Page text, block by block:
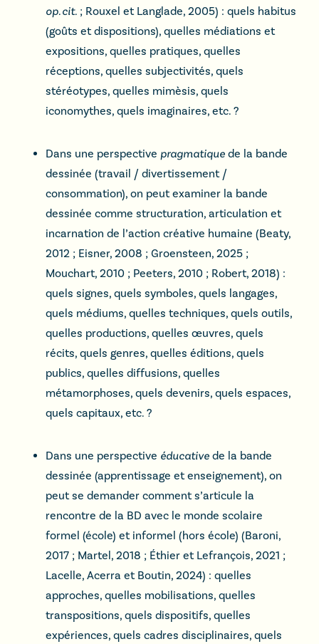
op. cit. ; Rouxel et Langlade, 2005) : quels habitus
(goûts et dispositions), quelles médiations et
expositions, quelles pratiques, quelles
réceptions, quelles subjectivités, quels
stéréotypes, quelles mimèsis, quels
iconomythes, quels imaginaires, etc. ?
Dans une perspective pragmatique de la bande
dessinée (travail / divertissement /
consommation), on peut examiner la bande
dessinée comme structuration, articulation et
incarnation de l’action créative humaine (Beaty,
2012 ; Eisner, 2008 ; Groensteen, 2025 ;
Mouchart, 2010 ; Peeters, 2010 ; Robert, 2018) :
quels signes, quels symboles, quels langages,
quels médiums, quelles techniques, quels outils,
quelles productions, quelles œuvres, quels
récits, quels genres, quelles éditions, quels
publics, quelles diffusions, quelles
métamorphoses, quels devenirs, quels espaces,
quels capitaux, etc. ?
Dans une perspective éducative de la bande
dessinée (apprentissage et enseignement), on
peut se demander comment s’articule la
rencontre de la BD avec le monde scolaire
formel (école) et informel (hors école) (Baroni,
2017 ; Martel, 2018 ; Éthier et Lefrançois, 2021 ;
Lacelle, Acerra et Boutin, 2024) : quelles
approches, quelles mobilisations, quelles
transpositions, quels dispositifs, quelles
expériences, quels cadres disciplinaires, quels